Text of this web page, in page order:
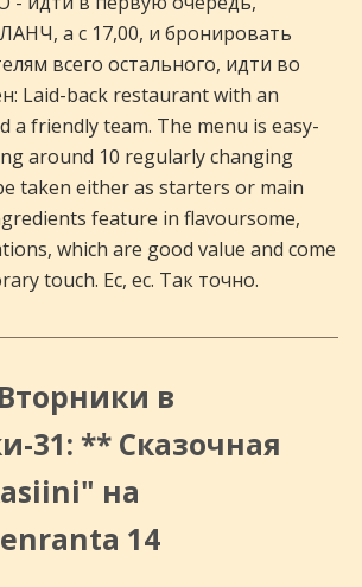
а с 17,00, и бронировать
всего остального, идти во
Laid-back restaurant with an
a friendly team. The menu is easy-
around 10 regularly changing
taken either as starters or main
feature in flavoursome,
which are good value and come
touch. Ес, ес. Так точно.
в
31: ** Сказочная
на
14